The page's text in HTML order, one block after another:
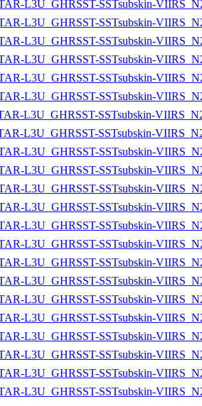
L3U_GHRSST-SSTsubskin-
L3U_GHRSST-SSTsubskin-
L3U_GHRSST-SSTsubskin-
L3U_GHRSST-SSTsubskin-
L3U_GHRSST-SSTsubskin-
L3U_GHRSST-SSTsubskin-
L3U_GHRSST-SSTsubskin-
L3U_GHRSST-SSTsubskin-
L3U_GHRSST-SSTsubskin-
L3U_GHRSST-SSTsubskin-
L3U_GHRSST-SSTsubskin-
L3U_GHRSST-SSTsubskin-
L3U_GHRSST-SSTsubskin-
L3U_GHRSST-SSTsubskin-
L3U_GHRSST-SSTsubskin-
L3U_GHRSST-SSTsubskin-
L3U_GHRSST-SSTsubskin-
L3U_GHRSST-SSTsubskin-
L3U_GHRSST-SSTsubskin-
L3U_GHRSST-SSTsubskin-
L3U_GHRSST-SSTsubskin-
L3U_GHRSST-SSTsubskin-